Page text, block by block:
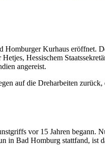
Kurhaus eröffnet.
Hessischem
angereist.
auf die Dreharbeiten
vor 15 Jahren begann.
in Bad Homburg stattfand, ist